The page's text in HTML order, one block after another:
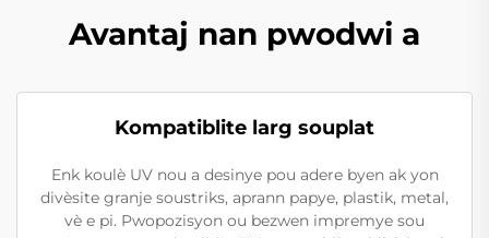
Avantaj nan pwodwi a
Kompatiblite larg souplat
Enk koulè UV nou a desinye pou adere byen ak yon
divèsite granje soustriks, aprann papye, plastik, metal,
vè e pi. Pwopozisyon ou bezwen impremye sou